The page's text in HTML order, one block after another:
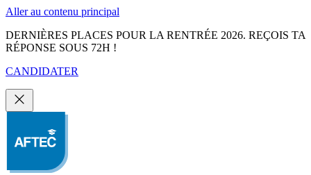
Aller au contenu principal
DERNIÈRES PLACES POUR LA RENTRÉE 2026. REÇOIS TA
RÉPONSE SOUS 72H !
CANDIDATER